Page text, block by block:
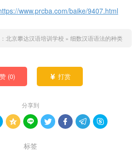
www.prcba.com/baike/9407.html
北京攀达汉语培训学校 » 细数汉语语法的种类
赞 (0)  打赏
分享到
     
标签